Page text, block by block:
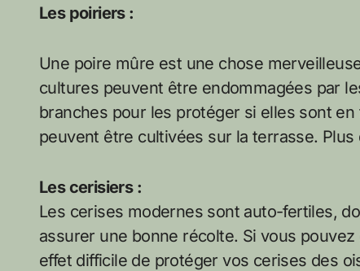
Les poiriers :
Une poire mûre est une chose
cultures peuvent être endommagées par
branches pour les protéger si elles sont
peuvent être cultivées sur la terrasse. Plus
Les cerisiers :
Les cerises modernes sont auto-fertiles,
assurer une bonne récolte. Si vous
effet difficile de protéger vos cerises des